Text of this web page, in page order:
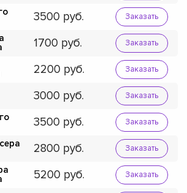
3500 Заказать
1700 Заказать
2200 Заказать
3000 Заказать
3500 Заказать
2800 Заказать
5200 Заказать